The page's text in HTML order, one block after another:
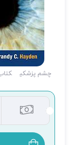
چشم پزشکی